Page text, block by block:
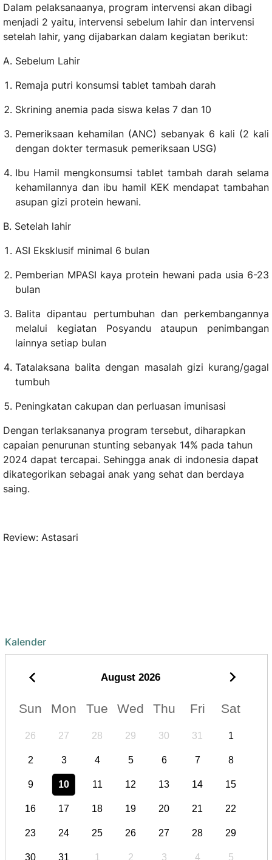
Dalam pelaksanaanya, program intervensi akan dibagi
menjadi 2 yaitu, intervensi sebelum lahir dan intervensi
setelah lahir, yang dijabarkan dalam kegiatan berikut:
A. Sebelum Lahir
Remaja putri konsumsi tablet tambah darah
Skrining anemia pada siswa kelas 7 dan 10
Pemeriksaan kehamilan (ANC) sebanyak 6 kali (2 kali
dengan dokter termasuk pemeriksaan USG)
Ibu Hamil mengkonsumsi tablet tambah darah selama
kehamilannya dan ibu hamil KEK mendapat tambahan
asupan gizi protein hewani.
B. Setelah lahir
ASI Eksklusif minimal 6 bulan
Pemberian MPASI kaya protein hewani pada usia 6-23
bulan
Balita dipantau pertumbuhan dan perkembangannya
melalui kegiatan Posyandu ataupun penimbangan
lainnya setiap bulan
Tatalaksana balita dengan masalah gizi kurang/gagal
tumbuh
Peningkatan cakupan dan perluasan imunisasi
Dengan terlaksananya program tersebut, diharapkan
capaian penurunan stunting sebanyak 14% pada tahun
2024 dapat tercapai. Sehingga anak di indonesia dapat
dikategorikan sebagai anak yang sehat dan berdaya
saing.
Review: Astasari
Kalender
August 2026
Sun Mon Tue Wed Thu Fri Sat
26 27 28 29 30 31 1
2 3 4 5 6 7 8
9 10 11 12 13 14 15
16 17 18 19 20 21 22
23 24 25 26 27 28 29
30 31 1 2 3 4 5